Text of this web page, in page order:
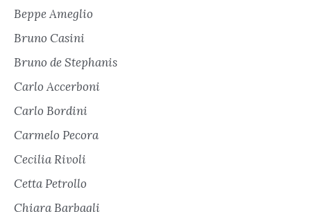
Beppe Ameglio
Bruno Casini
Bruno de Stephanis
Carlo Accerboni
Carlo Bordini
Carmelo Pecora
Cecilia Rivoli
Cetta Petrollo
Chiara Barbagli